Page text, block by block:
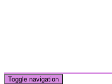
Toggle navigation